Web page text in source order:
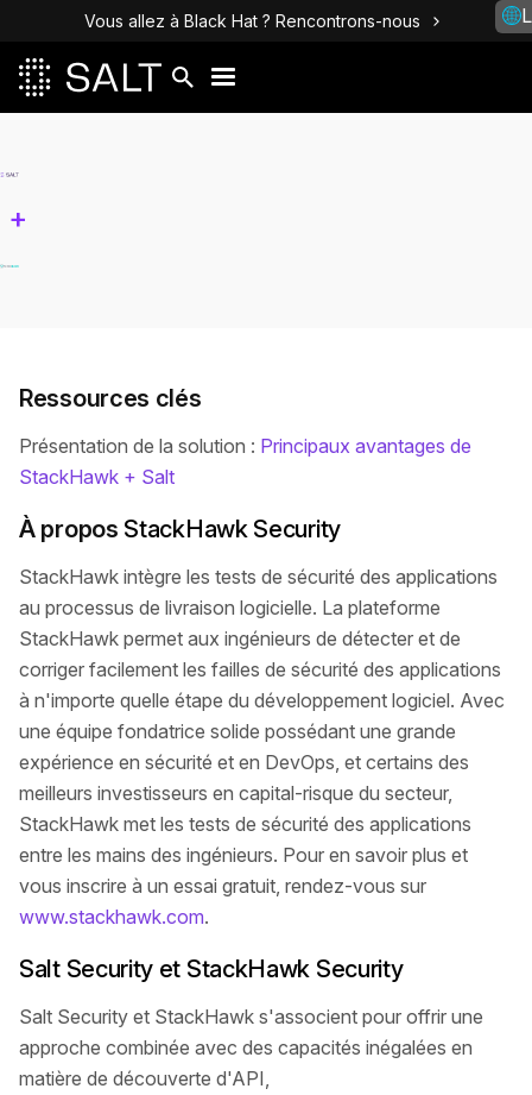
Vous allez à Black Hat ? Rencontrons-nous
+
Ressources clés
Présentation de la solution : Principaux avantages de
StackHawk + Salt
À propos StackHawk Security
StackHawk intègre les tests de sécurité des applications
au processus de livraison logicielle. La plateforme
StackHawk permet aux ingénieurs de détecter et de
corriger facilement les failles de sécurité des applications
à n'importe quelle étape du développement logiciel. Avec
une équipe fondatrice solide possédant une grande
expérience en sécurité et en DevOps, et certains des
meilleurs investisseurs en capital-risque du secteur,
StackHawk met les tests de sécurité des applications
entre les mains des ingénieurs. Pour en savoir plus et
vous inscrire à un essai gratuit, rendez-vous sur
www.stackhawk.com.
Salt Security et StackHawk Security
Salt Security et StackHawk s'associent pour offrir une
approche combinée avec des capacités inégalées en
matière de découverte d'API,